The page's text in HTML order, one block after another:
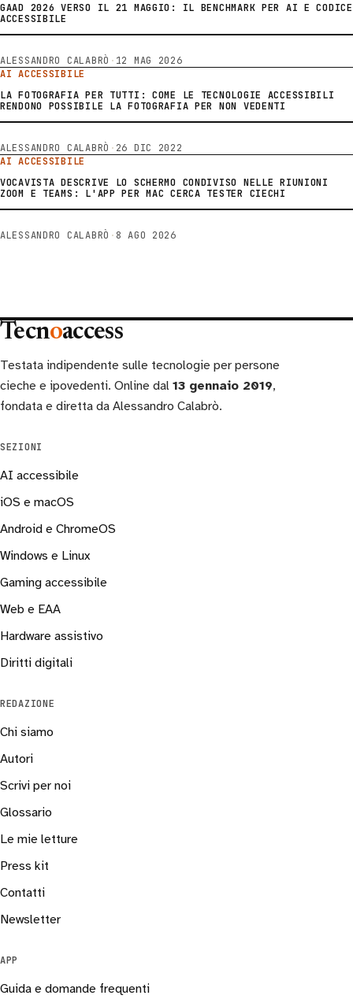
GAAD 2026 VERSO IL 21 MAGGIO: IL BENCHMARK PER AI E CODICE
ACCESSIBILE
ALESSANDRO CALABRÒ · 12 MAG 2026
AI ACCESSIBILE
LA FOTOGRAFIA PER TUTTI: COME LE TECNOLOGIE ACCESSIBILI
RENDONO POSSIBILE LA FOTOGRAFIA PER NON VEDENTI
ALESSANDRO CALABRÒ · 26 DIC 2022
AI ACCESSIBILE
VOCAVISTA DESCRIVE LO SCHERMO CONDIVISO NELLE RIUNIONI
ZOOM E TEAMS: L'APP PER MAC CERCA TESTER CIECHI
ALESSANDRO CALABRÒ · 8 AGO 2026
Tecnoaccess
Testata indipendente sulle tecnologie per persone
cieche e ipovedenti. Online dal 13 gennaio 2019,
fondata e diretta da Alessandro Calabrò.
SEZIONI
AI accessibile
iOS e macOS
Android e ChromeOS
Windows e Linux
Gaming accessibile
Web e EAA
Hardware assistivo
Diritti digitali
REDAZIONE
Chi siamo
Autori
Scrivi per noi
Glossario
Le mie letture
Press kit
Contatti
Newsletter
APP
Guida e domande frequenti